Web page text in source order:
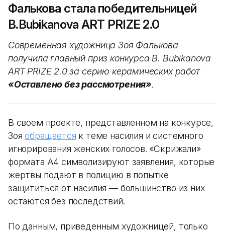
Фалькова стала победительницей
B.Bubikanova ART PRIZE 2.0
Современная художница Зоя Фалькова
получила главный приз конкурса B. Bubikanova
ART PRIZE 2.0 за серию керамических работ
«Оставлено без рассмотрения».
В своем проекте, представленном на конкурсе,
Зояобращается к теме насилия и системного
игнорирования женских голосов. «Скрижали»
формата А4 символизируют заявления, которые
жертвы подают в полицию в попытке
защититься от насилия — большинство из них
остаются без последствий.
По данным, приведенным художницей, только